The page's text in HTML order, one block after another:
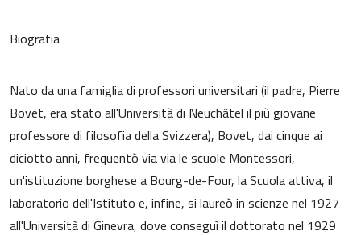
Biografia
Nato da una famiglia di professori universitari (il padre, Pierre
Bovet, era stato all'Università di Neuchâtel il più giovane
professore di filosofia della Svizzera), Bovet, dai cinque ai
diciotto anni, frequentò via via le scuole Montessori,
un'istituzione borghese a Bourg-de-Four, la Scuola attiva, il
laboratorio dell'Istituto e, infine, si laureò in scienze nel 1927
all'Università di Ginevra, dove conseguì il dottorato nel 1929